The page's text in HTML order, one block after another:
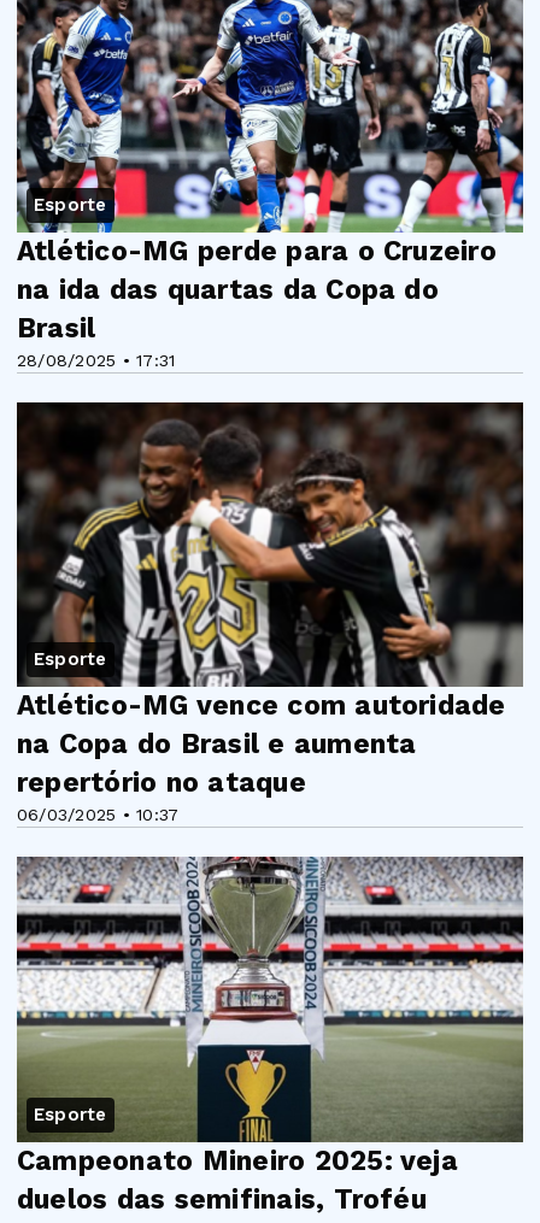
Esporte
28/08/2025 • 17:31
Atlético-MG perde para o Cruzeiro
na ida das quartas da Copa do
Brasil
Esporte
06/03/2025 • 10:37
Atlético-MG vence com autoridade
na Copa do Brasil e aumenta
repertório no ataque
Esporte
Campeonato Mineiro 2025: veja
duelos das semifinais, Troféu